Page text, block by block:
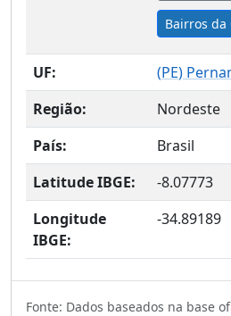
Bairros da
UF: (PE)
Região:
Nordeste
País:
Brasil
Latitude IBGE:
-8.07773
Longitude
IBGE:
-34.89189
Fonte: Dados baseados na base